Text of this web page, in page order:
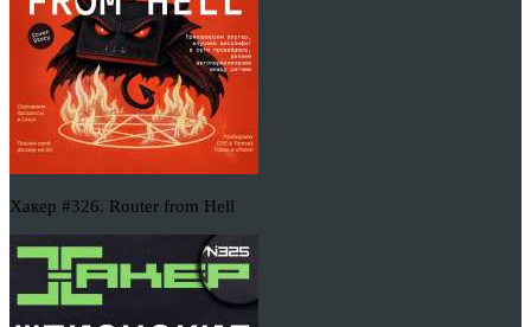
Хакер #326. Router from Hell